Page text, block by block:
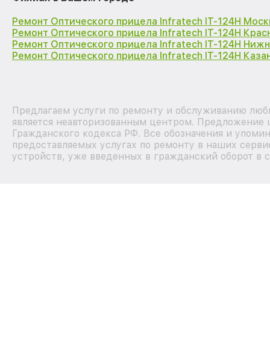
Ремонт Оптического прицела Infratech IT-124Н
Ремонт Оптического прицела Infratech IT-124Н
Ремонт Оптического прицела Infratech IT-124Н
Ремонт Оптического прицела Infratech IT-124Н
Предлагаем услуги по ремонту и обслуживанию
является неавторизованным центром.
Гражданского кодекса РФ. Все обозначения и
предоставляемых услугах по ремонту в наших
устройств, уже введенных в гражданский оборот в